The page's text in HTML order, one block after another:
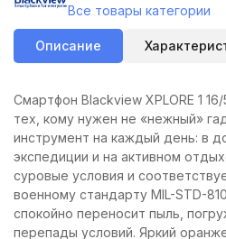
Все товары категории
Описание
Смартфон Blackview XPLORE 1
тех, кому нужен не «нежный»
инструмент на каждый день: в
экспедиции и на активном
суровые условия и
военному стандарту MIL-STD-
спокойно переносит пыль,
перепады условий. Яркий